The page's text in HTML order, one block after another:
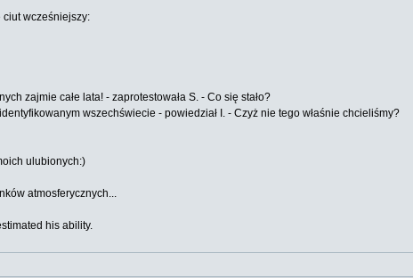
ciut wcześniejszy:
zajmie całe lata! - zaprotestowała S. - Co się stało?
wszechświecie - powiedział I. - Czyż nie tego właśnie chcieliśmy?
ulubionych:)
atmosferycznych...
his ability.